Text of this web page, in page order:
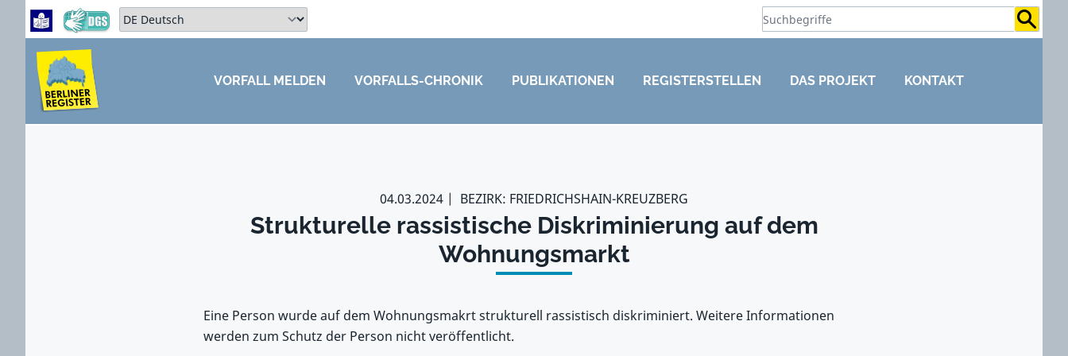
Zum Hauptbereich springen
Zum Hauptmenü springen
Sprache auswählen:
ZUM HAUPTBEREICH SPRINGEN
VORFALL MELDEN VORFALLS-CHRONIK PUBLIKATIONEN REGISTERSTELLEN DAS PROJEKT KONTAKT
04.03.2024 BEZIRK: FRIEDRICHSHAIN-KREUZBERG
Strukturelle rassistische Diskriminierung auf dem
Wohnungsmarkt
Eine Person wurde auf dem Wohnungsmakrt strukturell rassistisch diskriminiert. Weitere Informationen
werden zum Schutz der Person nicht veröffentlicht.